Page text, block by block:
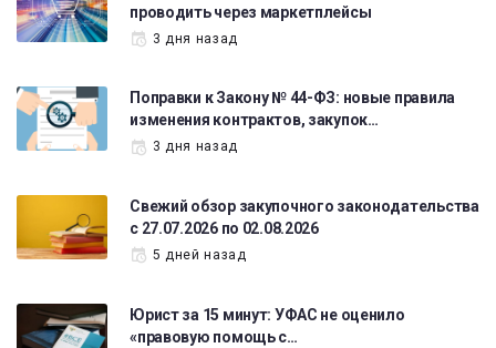
проводить через маркетплейсы
3 дня назад
Поправки к Закону № 44-ФЗ: новые правила
изменения контрактов, закупок…
3 дня назад
Свежий обзор закупочного законодательства
с 27.07.2026 по 02.08.2026
5 дней назад
Юрист за 15 минут: УФАС не оценило
«правовую помощь с…